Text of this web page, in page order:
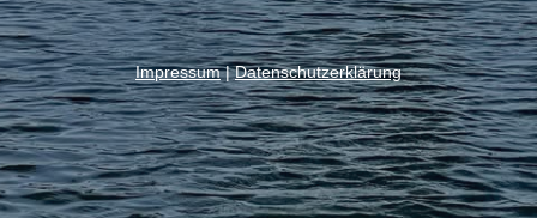
Impressum|Datenschutzerklärung